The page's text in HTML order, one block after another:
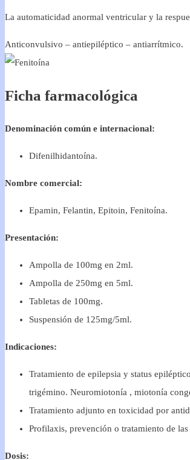
La automaticidad anormal ventricular y la
Anticonvulsivo – antiepiléptico – antiarrítmico.
Ficha farmacológica
Denominación común e internacional:
Difenilhidantoína.
Nombre comercial:
Epamin, Felantin, Epitoin, Fenitoína.
Presentación:
Ampolla de 100mg en 2ml.
Ampolla de 250mg en 5ml.
Tabletas de 100mg.
Suspensión de 125mg/5ml.
Indicaciones:
Tratamiento de epilepsia y status
trigémino. Neuromiotonía , miotonía
Tratamiento adjunto en toxicidad por
Profilaxis, prevención o tratamiento de
Dosis: